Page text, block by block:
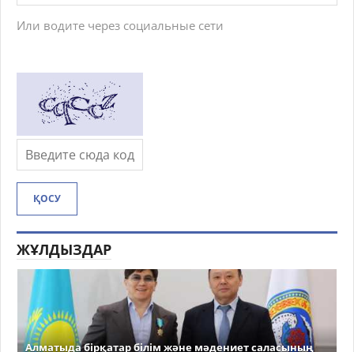
Или водите через социальные сети
ҚОСУ
ЖҰЛДЫЗДАР
Алматыда бірқатар білім және мәдениет саласының